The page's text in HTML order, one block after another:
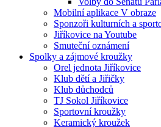
Mobilní aplikace V obraze
Sponzoři kulturních a
Jiříkovice na Youtube
Smuteční oznámení
Spolky a zájmové kroužky
Orel jednota Jiříkovice
Klub dětí a Jiřičky
Klub důchodců
TJ Sokol Jiříkovice
Sportovní kroužky
Keramický kroužek